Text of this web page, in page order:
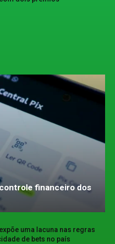
financeiro dos
uma lacuna nas regras
de bets no país